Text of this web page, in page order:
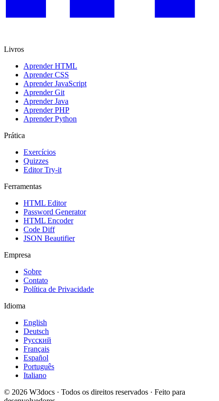
Livros
Aprender HTML
Aprender CSS
Aprender JavaScript
Aprender Git
Aprender Java
Aprender PHP
Aprender Python
Prática
Exercícios
Quizzes
Editor Try-it
Ferramentas
HTML Editor
Password Generator
HTML Encoder
Code Diff
JSON Beautifier
Empresa
Sobre
Contato
Política de Privacidade
Idioma
English
Deutsch
Русский
Français
Español
Português
Italiano
© 2026 W3docs · Todos os direitos reservados · Feito para